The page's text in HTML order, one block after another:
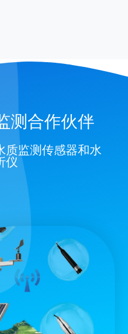
测合作伙伴
质监测传感器和水
仪